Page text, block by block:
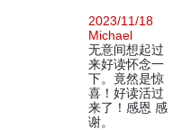
2023/11/18
Michael
无意间想起过
来好读怀念一
下。竟然是惊
喜！好读活过
来了！感恩 感
谢。